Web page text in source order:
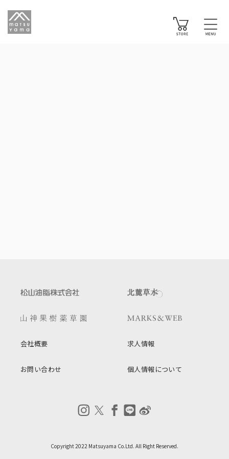
会社概要 求人情報
お問い合わせ 個人情報について
Copyright 2022 Matsuyama Co.Ltd. All Right Reserved.